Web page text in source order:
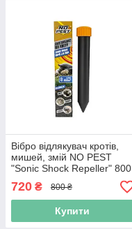
Вібро відлякувач кротів,
мишей, змій NO PEST
"Sonic Shock Repeller" 800
кв. м (Niz16695)
720 ₴ 800 ₴
Купити